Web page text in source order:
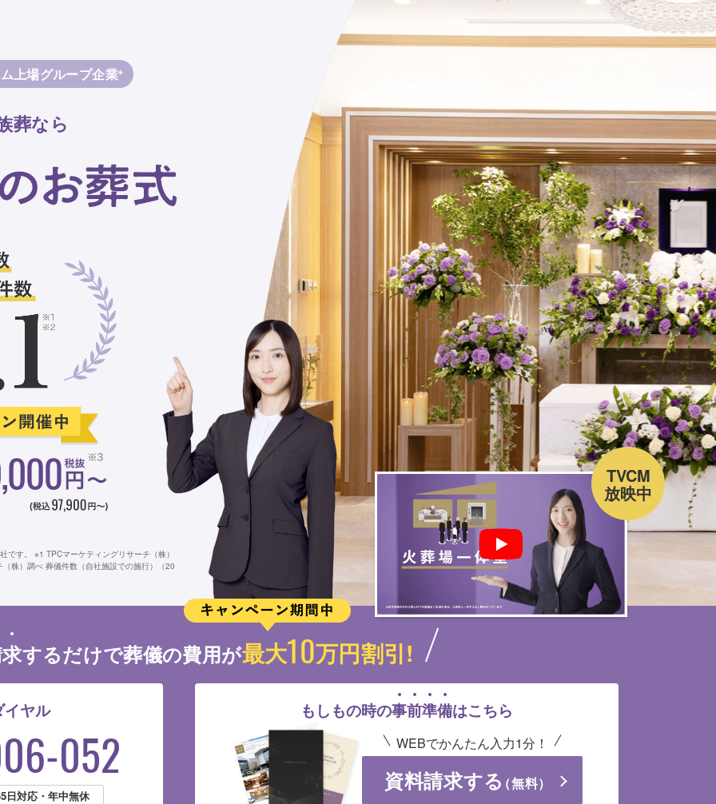
上場グループ企業※
葬なら
です。 ※1 TPCマーケティングリサーチ（株）
株）調べ 葬儀件数（自社施設での施行）（20
TVCM
放映中
求するだけで葬儀の費用が最大10万円割引!
ヤル
052
日対応・年中無休
もしもの時の事前準備はこちら
WEBでかんたん入力1分！
資料請求する（無料）